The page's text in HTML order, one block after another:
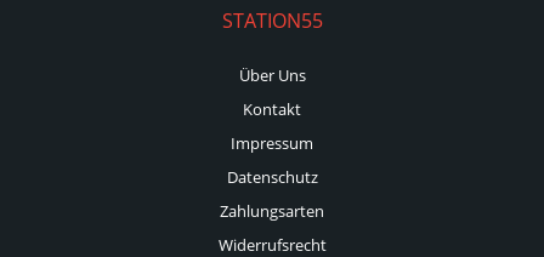
STATION55
Über Uns
Kontakt
Impressum
Datenschutz
Zahlungsarten
Widerrufsrecht